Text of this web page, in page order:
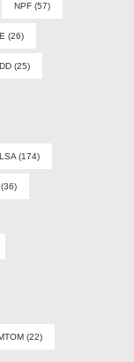
NPF (57)
(26)
(25)
(174)
(36)
(22)